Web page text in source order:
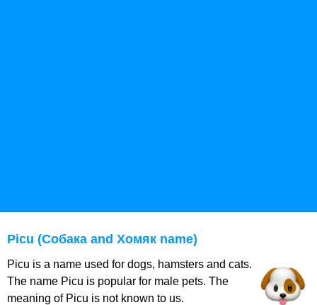
Picu (Собака and Хомяк name)
Picu is a name used for dogs, hamsters and cats.
The name Picu is popular for male pets. The
meaning of Picu is not known to us.